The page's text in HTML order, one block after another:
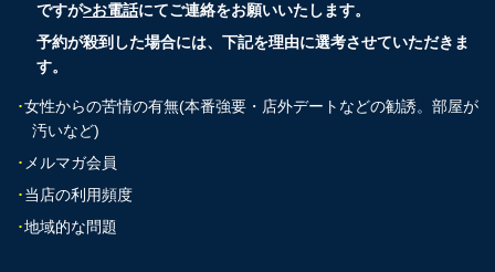
ですが>お電話にてご連絡をお願いいたします。
予約が殺到した場合には、下記を理由に選考させていただきま
す。
･女性からの苦情の有無(本番強要・店外デートなどの勧誘。部屋が
汚いなど)
･ メルマガ会員
･当店の利用頻度
･地域的な問題